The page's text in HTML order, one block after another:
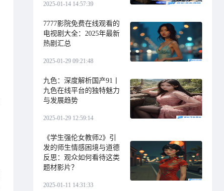
2025-01-14 14:57:39
7777影院免费在线观看的
电视剧大全：2025年最新
热剧汇总
2025-01-29 09:21:48
九色：深度解析国产91丨
九色在线平台的独特魅力
与发展趋势
2025-01-29 12:59:14
《学生强伦女教师2》引
发的师生情感困境与道德
反思：观众如何看待这类
题材影片？
2025-01-11 14:31:33